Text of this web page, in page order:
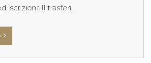
iscrizioni: Il trasferi...